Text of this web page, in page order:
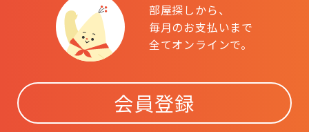
部屋探しから、
毎月のお支払いまで
全てオンラインで。
会員登録